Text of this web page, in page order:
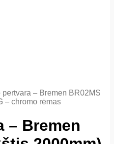
pertvara – Bremen BR02MS
– chromo rėmas
– Bremen